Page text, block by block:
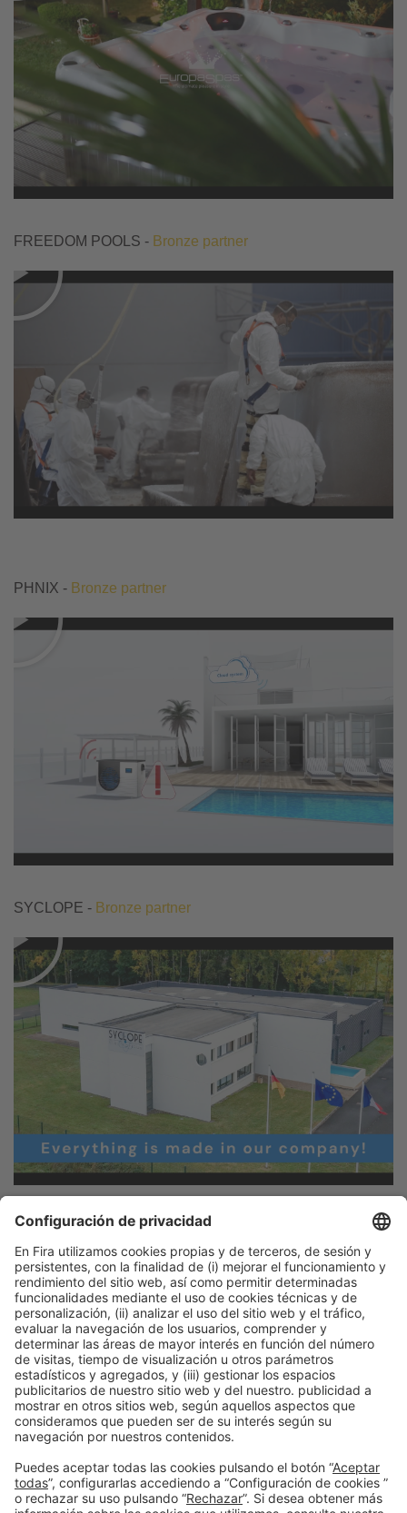
FREEDOM POOLS - Bronze partner
PHNIX - Bronze partner
SYCLOPE - Bronze partner
Información general
Aviso legal
Política de privacidad
Política de cookies
#PISCINABARCELONA
en las redes sociales